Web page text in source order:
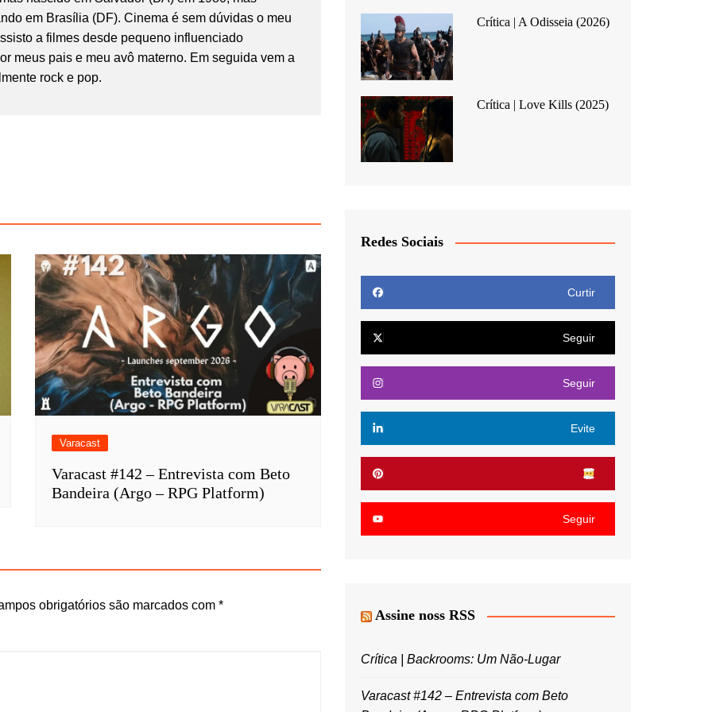
em Brasília (DF). Cinema é sem dúvidas o meu
a filmes desde pequeno influenciado
meus pais e meu avô materno. Em seguida vem a
rock e pop.
Varacast
Varacast #142 – Entrevista com Beto
Bandeira (Argo – RPG Platform)
obrigatórios são marcados com *
Crítica | A Odisseia (2026)
Crítica | Love Kills (2025)
Redes Sociais
Curtir
Seguir
Seguir
Evite
Seguir
Assine noss RSS
Crítica | Backrooms: Um Não-Lugar
Varacast #142 – Entrevista com Beto